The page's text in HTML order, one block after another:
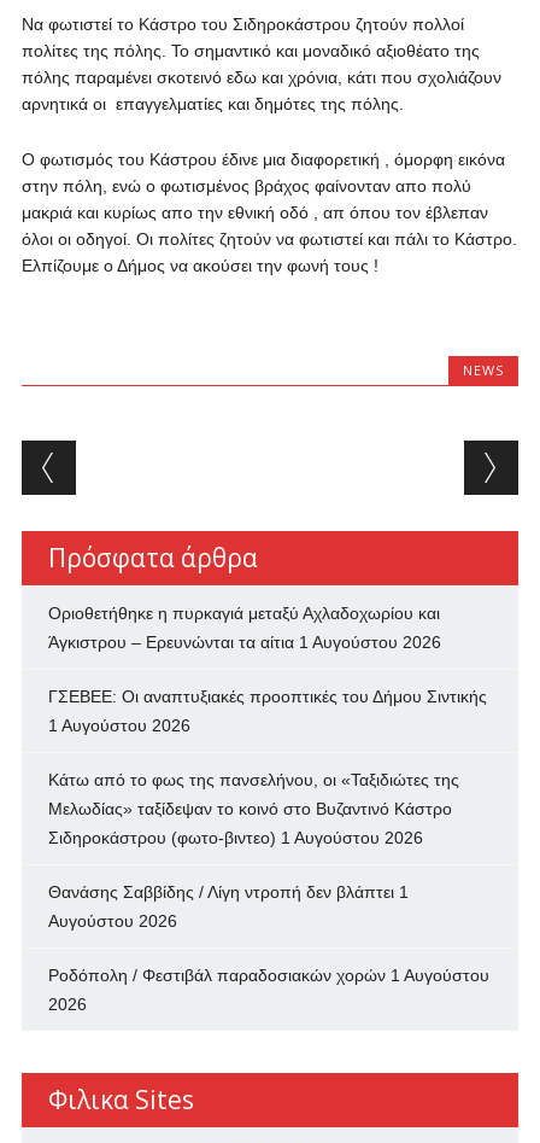
Να φωτιστεί το Κάστρο του Σιδηροκάστρου ζητούν πολλοί
πολίτες της πόλης. Το σημαντικό και μοναδικό αξιοθέατο της
πόλης παραμένει σκοτεινό εδω και χρόνια, κάτι που σχολιάζουν
αρνητικά οι επαγγελματίες και δημότες της πόλης.
Ο φωτισμός του Κάστρου έδινε μια διαφορετική , όμορφη εικόνα
στην πόλη, ενώ ο φωτισμένος βράχος φαίνονταν απο πολύ
μακριά και κυρίως απο την εθνική οδό , απ όπου τον έβλεπαν
όλοι οι οδηγοί. Οι πολίτες ζητούν να φωτιστεί και πάλι το Κάστρο.
Ελπίζουμε ο Δήμος να ακούσει την φωνή τους !
NEWS
Post navigation
Πρόσφατα άρθρα
Οριοθετήθηκε η πυρκαγιά μεταξύ Αχλαδοχωρίου και
Άγκιστρου – Ερευνώνται τα αίτια 1 Αυγούστου 2026
ΓΣΕΒΕΕ: Οι αναπτυξιακές προοπτικές του Δήμου Σιντικής
1 Αυγούστου 2026
Κάτω από το φως της πανσελήνου, οι «Ταξιδιώτες της
Μελωδίας» ταξίδεψαν το κοινό στο Βυζαντινό Κάστρο
Σιδηροκάστρου (φωτο-βιντεο) 1 Αυγούστου 2026
Θανάσης Σαββίδης / Λίγη ντροπή δεν βλάπτει 1
Αυγούστου 2026
Ροδόπολη / Φεστιβάλ παραδοσιακών χορών 1 Αυγούστου
2026
Φιλικα Sites